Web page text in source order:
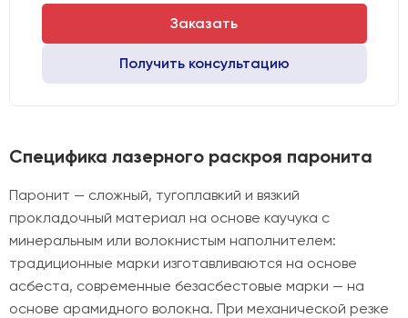
Заказать
Получить консультацию
Специфика лазерного раскроя паронита
Паронит — сложный, тугоплавкий и вязкий
прокладочный материал на основе каучука с
минеральным или волокнистым наполнителем:
традиционные марки изготавливаются на основе
асбеста, современные безасбестовые марки — на
основе арамидного волокна. При механической резке